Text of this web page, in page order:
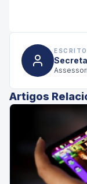
ESCRITO
Artigos